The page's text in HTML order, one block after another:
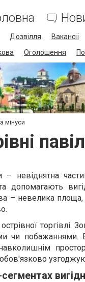
Дозвілля Вакансії
Оголошення
мінуси
– невіднятна
допомагають
– невелика
торгівлі.
чи побажаннями.